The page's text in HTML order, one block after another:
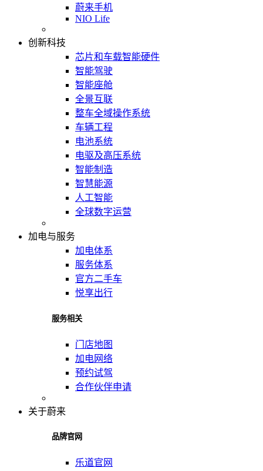
蔚来手机
NIO Life
创新科技
芯片和车载智能硬件
智能驾驶
智能座舱
全景互联
整车全域操作系统
车辆工程
电池系统
电驱及高压系统
智能制造
智慧能源
人工智能
全球数字运营
加电与服务
加电体系
服务体系
官方二手车
悦享出行
服务相关
门店地图
加电网络
预约试驾
合作伙伴申请
关于蔚来
品牌官网
乐道官网